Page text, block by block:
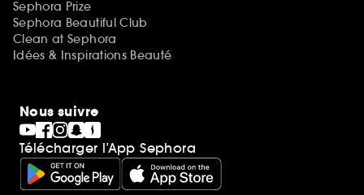
Sephora Prize
Sephora Beautiful Club
Clean at Sephora
Idées & Inspirations Beauté
Nous suivre
Télécharger l’App Sephora